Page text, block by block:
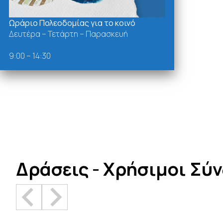
Δράσεις - Χρήσιμοι
Ωράριο Πολεοδομίας για το κοινό
Δευτέρα – Τετάρτη – Παρασκευή
9:00 – 14:30